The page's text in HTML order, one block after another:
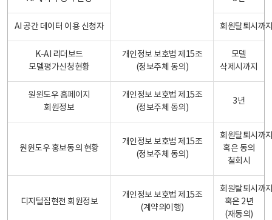
AI 공간 데이터 이용 신청자 회원탈퇴시까
K-AI 리더보드
모델평가신청현황
개인정보 보호법 제15조
(정보주체 동의)
모델
삭제시까지
원윈도우 홈페이지
회원정보
개인정보 보호법 제15조
(정보주체 동의)
3년
원윈도우 홍보동의 현황
개인정보 보호법 제15조
(정보주체 동의)
회원탈퇴시까
혹은 동의
철회시
디지털집현전 회원정보
개인정보 보호법 제15조
(계약의이행)
회원탈퇴시까
혹은 2년
(재동의)